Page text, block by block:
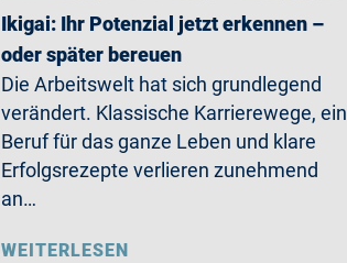
Ikigai: Ihr Potenzial jetzt erkennen –
oder später bereuen
Die Arbeitswelt hat sich grundlegend
verändert. Klassische Karrierewege, ein
Beruf für das ganze Leben und klare
Erfolgsrezepte verlieren zunehmend
an…
WEITERLESEN